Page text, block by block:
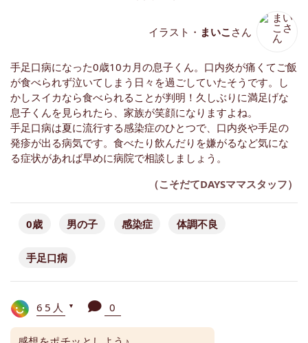
イラスト・ まいこ さん
手足口病になった0歳10カ月の息子くん。口内炎が痛くてご飯
が食べられず泣いてしまう日々を過ごしていたそうです。し
かしスイカなら食べられることが判明！久しぶりに満足げな
息子くんを見られたら、家族が笑顔になりますよね。
手足口病は夏に流行する感染症のひとつで、口内炎や手足の
発疹が出る病気です。食べたり飲んだりを嫌がるなど気にな
る症状があれば早めに病院で相談しましょう。
（こそだてDAYSママスタッフ）
0歳 男の子 感染症 体調不良
手足口病
65人 ▼ 0